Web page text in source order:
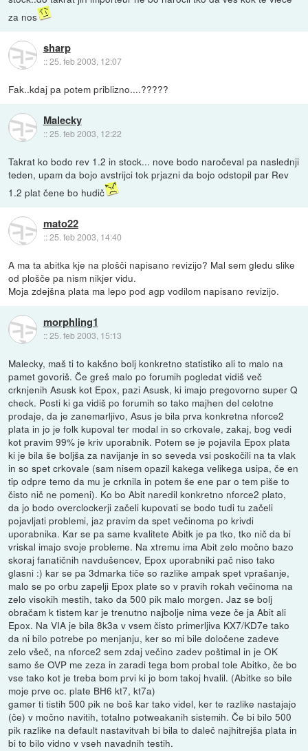
za nos
sharp
::25. feb 2003, 12:07
Fak..kdaj pa potem priblizno....?????
Malecky
::25. feb 2003, 12:22
Takrat ko bodo rev 1.2 in stock... nove bodo naročeval pa naslednji
teden, upam da bojo avstrijci tok prjazni da bojo odstopil par Rev
1.2 plat čene bo hudič
mato22
::25. feb 2003, 14:40
A ma ta abitka kje na plošči napisano revizijo? Mal sem gledu slike
od plošče pa nism nikjer vidu.
Moja zdejšna plata ma lepo pod agp vodilom napisano revizijo.
morphling1
::25. feb 2003, 15:13
Malecky, maš ti to kakšno bolj konkretno statistiko ali to malo na
pamet govoriš. Če greš malo po forumih pogledat vidiš več
crknjenih Asusk kot Epox, pazi Asusk, ki imajo pregovorno super Q
check. Posti ki ga vidiš po forumih so tako majhen del celotne
prodaje, da je zanemarljivo, Asus je bila prva konkretna nforce2
plata in jo je folk kupoval ter modal in so crkovale, zakaj, bog vedi
kot pravim 99% je kriv uporabnik. Potem se je pojavila Epox plata
ki je bila še boljša za navijanje in so seveda vsi poskočili na ta vlak
in so spet crkovale (sam nisem opazil kakega velikega usipa, če en
tip odpre temo da mu je crknila in potem še ene par o tem piše to
čisto nič ne pomeni). Ko bo Abit naredil konkretno nforce2 plato,
da jo bodo overclockerji začeli kupovati se bodo tudi tu začeli
pojavljati problemi, jaz pravim da spet večinoma po krivdi
uporabnika. Kar se pa same kvalitete Abitk je pa tko, tko nič da bi
vriskal imajo svoje probleme. Na xtremu ima Abit zelo močno bazo
skoraj fanatičnih navdušencev, Epox uporabniki pač niso tako
glasni :) kar se pa 3dmarka tiče so razlike ampak spet vprašanje,
malo se po orbu zapelji Epox plate so v pravih rokah večinoma na
zelo visokih mestih, tako da 500 pik malo morgen. Jaz se bolj
obračam k tistem kar je trenutno najbolje nima veze če ja Abit ali
Epox. Na VIA je bila 8k3a v vsem čisto primerljiva KX7/KD7e tako
da ni bilo potrebe po menjanju, ker so mi bile določene zadeve
zelo všeč, na nforce2 sem zdaj večino zadev poštimal in je OK
samo še OVP me zeza in zaradi tega bom probal tole Abitko, če bo
vse tako kot je treba bom prvi ki jo bom takoj hvalil. (Abitke so bile
moje prve oc. plate BH6 kt7, kt7a)
gamer ti tistih 500 pik ne boš kar tako videl, ker te razlike nastajajo
(če) v močno navitih, totalno potweakanih sistemih. Če bi bilo 500
pik razlike na default nastavitvah bi bila to daleč najhitrejša plata in
bi to bilo vidno v vseh navadnih testih.